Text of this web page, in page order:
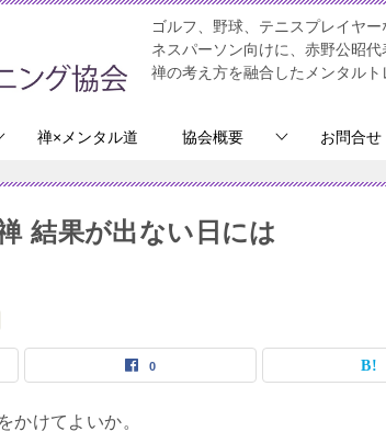
ゴルフ、野球、テニスプレイヤ
ネスパーソン向けに、赤野公昭
禅の考え方を融合したメンタル
禅×メンタル道 協会概要 お問合せ
結果が出ない日には
0
かけてよいか。